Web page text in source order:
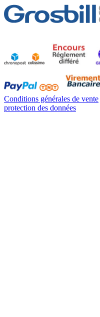
Conditions générales de vente
protection des données